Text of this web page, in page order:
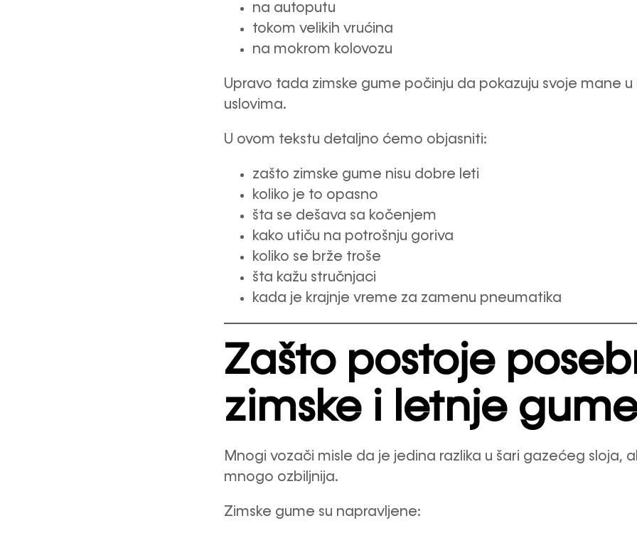
na autoputu
tokom velikih vrućina
na mokrom kolovozu
Upravo tada zimske gume počinju da pokazuju svoje mane u
uslovima.
U ovom tekstu detaljno ćemo objasniti:
zašto zimske gume nisu dobre leti
koliko je to opasno
šta se dešava sa kočenjem
kako utiču na potrošnju goriva
koliko se brže troše
šta kažu stručnjaci
kada je krajnje vreme za zamenu pneumatika
Zašto postoje
zimske i letnje
Mnogi vozači misle da je jedina razlika u šari gazećeg sloja,
mnogo ozbiljnija.
Zimske gume su napravljene: